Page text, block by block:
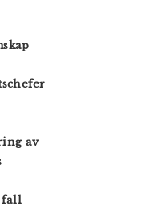
av
fall